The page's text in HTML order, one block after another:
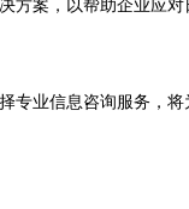
方案，以帮助企业应
业信息咨询服务，将